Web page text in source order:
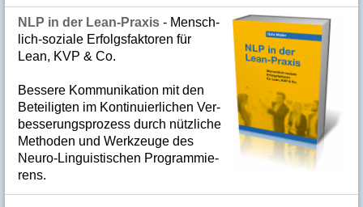
NLP in der Lean-Praxis - Mensch­
lich-soziale Er­folgs­fak­to­ren für
Lean, KVP & Co.
Bes­se­re Kom­­mu­­ni­ka­tion mit den
Betei­lig­ten im Kon­ti­nuier­li­chen Ver­
bes­se­rungs­­pro­­zess durch nütz­­liche
Me­­tho­­den und Werk­­zeuge des
Neuro-Linguis­­ti­schen Pro­­gram­­mie­­
rens.